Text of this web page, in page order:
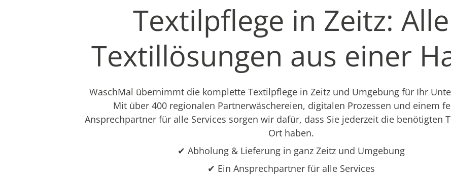
Textilpflege in Zeitz: Alle
Textillösungen aus einer
WaschMal übernimmt die komplette Textilpflege in Zeitz und Umgebung für Ihr
Mit über 400 regionalen Partnerwäschereien, digitalen Prozessen und einem
Ansprechpartner für alle Services sorgen wir dafür, dass Sie jederzeit die benötigten
Ort haben.
✔ Abholung & Lieferung in ganz Zeitz und Umgebung
✔ Ein Ansprechpartner für alle Services